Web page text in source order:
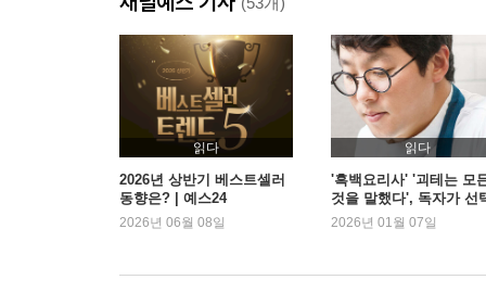
읽다
2026년 상반기 베스트셀러
동향은? | 예스24
2026년 06월 08일
읽다
'흑백요리사' '괴테는 모
것을 말했다', 독자가 선
한 2026 새해 첫 책은? |
2026년 01월 07일